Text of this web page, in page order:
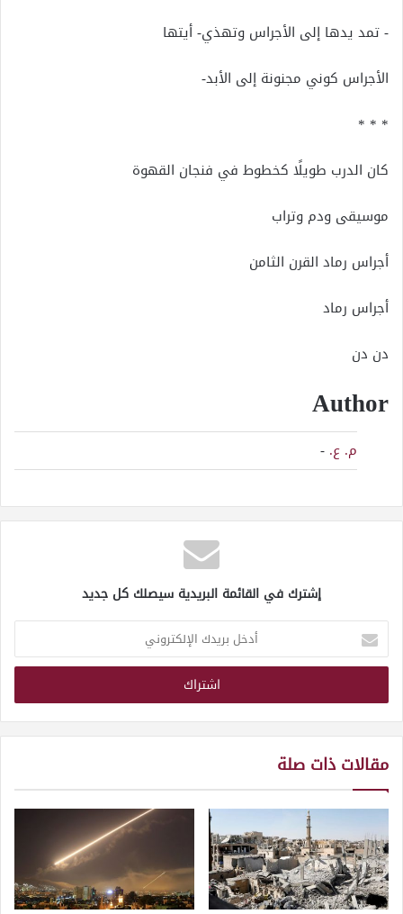
- تمد يدها إلى الأجراس وتهذي- أيتها
الأجراس كوني مجنونة إلى الأبد-
* * *
كان الدرب طويلًا كخطوط في فنجان القهوة
موسيقى ودم وتراب
أجراس رماد القرن الثامن
أجراس رماد
دن دن
Author
م. ع. -
إشترك في القائمة البريدية سيصلك كل جديد
أدخل
بريدك
الإلكتروني
مقالات ذات صلة